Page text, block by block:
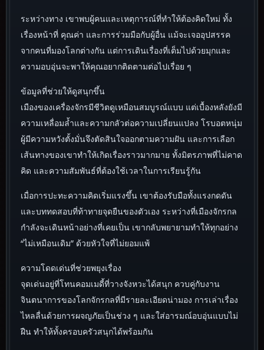
ระหว่างทาง เขาพบผู้คนและเหตุการณ์ที่ทำให้ต้องคิดใหม่ ทั้ง
เรื่องหน้าที่ คุณค่า และการร่วมมือกับผู้อื่น แม้จะเจออุปสรรค
จากคนที่มองโลกต่างกัน แต่การเดินเรื่องที่เต็มไปด้วยมุกและ
ความอบอุ่นจะพาให้คุณอยากติดตามต่อไปเรื่อย ๆ
ข้อมูลที่ช่วยให้ดูสนุกขึ้น
เมืองของเครื่องจักรมีชีวิตดูเหมือนสมบูรณ์แบบ แต่เบื้องหลังยังมี
ความเหลื่อมล้ำและความกลัวต่อความเปลี่ยนแปลง โรบอตหนุ่ม
ผู้มีความหวังตั้งมั่นจึงตัดสินใจออกตามความฝัน และการเลือก
เส้นทางของเขาทำให้เกิดเรื่องราวมากมาย ทั้งมิตรภาพที่ไม่คาด
คิด และความสัมพันธ์ที่ต้องใช้เวลาในการเรียนรู้กัน
เมื่อการปะทะความคิดเริ่มแรงขึ้น เขาต้องรับมือทั้งแรงกดดัน
และบททดสอบที่ท้าทายจุดยืนของตัวเอง ระหว่างที่เมืองจักรกล
กำลังจะเดินหน้าอย่างที่เคยเป็น เขากลับพยายามทำให้ทุกอย่าง
“ไม่เหมือนเดิม” ด้วยหัวใจที่ไม่ยอมแพ้
ความโดดเด่นที่ช่วยพยุงเรื่อง
จุดเด่นอยู่ที่โทนคอมเมดี้ที่วางจังหวะได้สนุก ควบคู่กับงาน
จินตนาการของโลกจักรกลที่มีรายละเอียดน่ามอง การเล่าเรื่อง
ไหลลื่นด้วยการผจญภัยเป็นช่วง ๆ และใส่อารมณ์อบอุ่นแบบไม่
ฝืน ทำให้ทั้งครอบครัวสนุกได้พร้อมกัน